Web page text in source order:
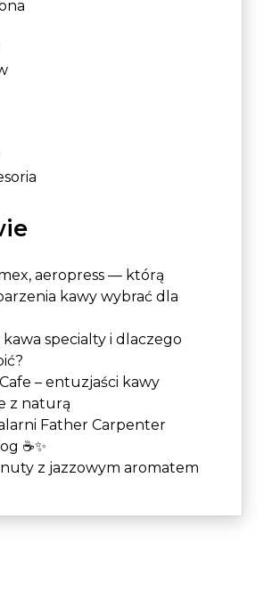
aeropress — którą
kawy wybrać dla
kawa specialty i dlaczego
– entuzjaści kawy
z naturą
Father Carpenter
☕✨
z jazzowym aromatem